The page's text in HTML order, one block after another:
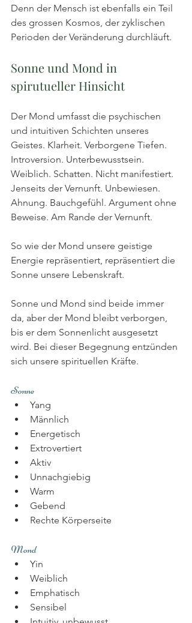
Denn der Mensch ist ebenfalls ein Teil
des grossen Kosmos, der zyklischen
Perioden der Veränderung durchläuft.
Sonne und Mond in
spirutueller Hinsicht
Der Mond umfasst die psychischen
und intuitiven Schichten unseres
Geistes. Klarheit. Verborgene Tiefen.
Introversion. Unterbewusstsein.
Weiblich. Schatten. Nicht manifestiert.
Jenseits der Vernunft. Unbewiesen.
Ahnung. Bauchgefühl. Argument ohne
Beweise. Am Rande der Vernunft.
So wie der Mond unsere geistige
Energie repräsentiert, repräsentiert die
Sonne unsere Lebenskraft.
Sonne und Mond sind beide immer
da, aber der Mond bleibt verborgen,
bis er dem Sonnenlicht ausgesetzt
wird. Bei dieser Begegnung entzünden
sich unsere spirituellen Kräfte.
Sonne
Yang
Männlich
Energetisch
Extrovertiert
Aktiv
Unnachgiebig
Warm
Gebend
Rechte Körperseite
Mond
Yin
Weiblich
Emphatisch
Sensibel